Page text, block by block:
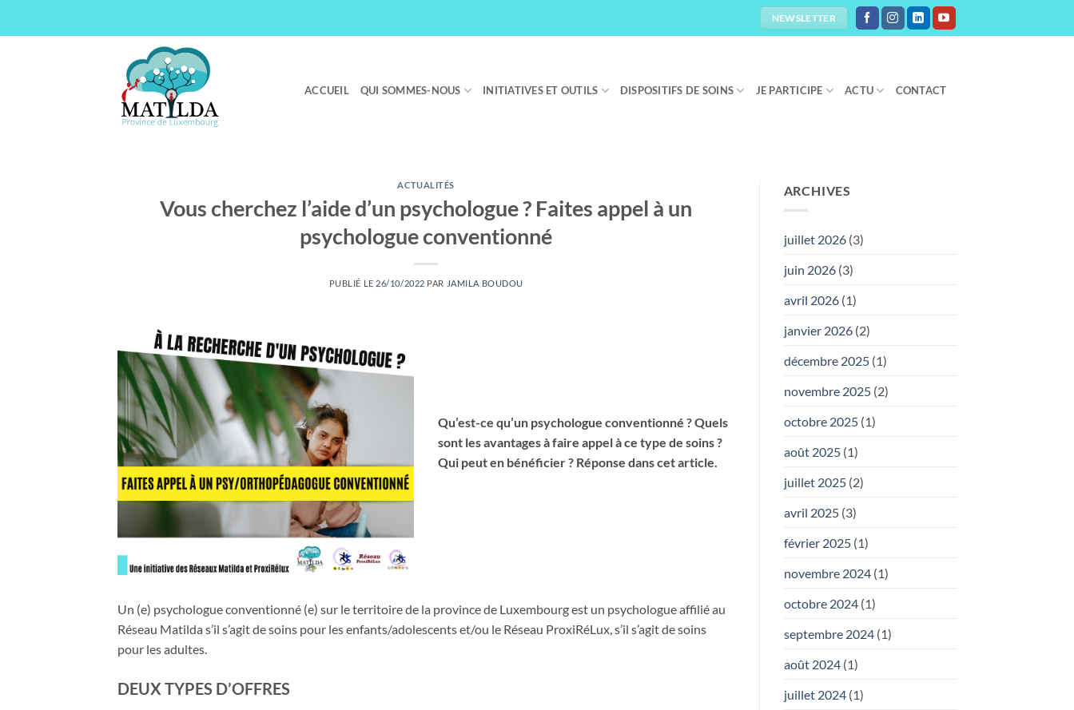
NEWSLETTER
ACCUEIL QUI SOMMES-NOUS INITIATIVES ET OUTILS DISPOSITIFS DE SOINS JE PARTICIPE ACTU CONTACT
ACTUALITÉS
Vous cherchez l’aide d’un psychologue ? Faites appel à un
psychologue conventionné
PUBLIÉ LE 26/10/2022 PAR JAMILA BOUDOU
Qu’est-ce qu’un psychologue conventionné ? Quels
sont les avantages à faire appel à ce type de soins ?
Qui peut en bénéficier ? Réponse dans cet article.
Un (e) psychologue conventionné (e) sur le territoire de la province de Luxembourg est un psychologue affilié au
Réseau Matilda s’il s’agit de soins pour les enfants/adolescents et/ou le Réseau ProxiRéLux, s’il s’agit de soins
pour les adultes.
DEUX TYPES D’OFFRES
ARCHIVES
juillet 2026(3)
juin 2026(3)
avril 2026(1)
janvier 2026(2)
décembre 2025(1)
novembre 2025(2)
octobre 2025(1)
août 2025(1)
juillet 2025(2)
avril 2025(3)
février 2025(1)
novembre 2024(1)
octobre 2024(1)
septembre 2024(1)
août 2024(1)
juillet 2024(1)